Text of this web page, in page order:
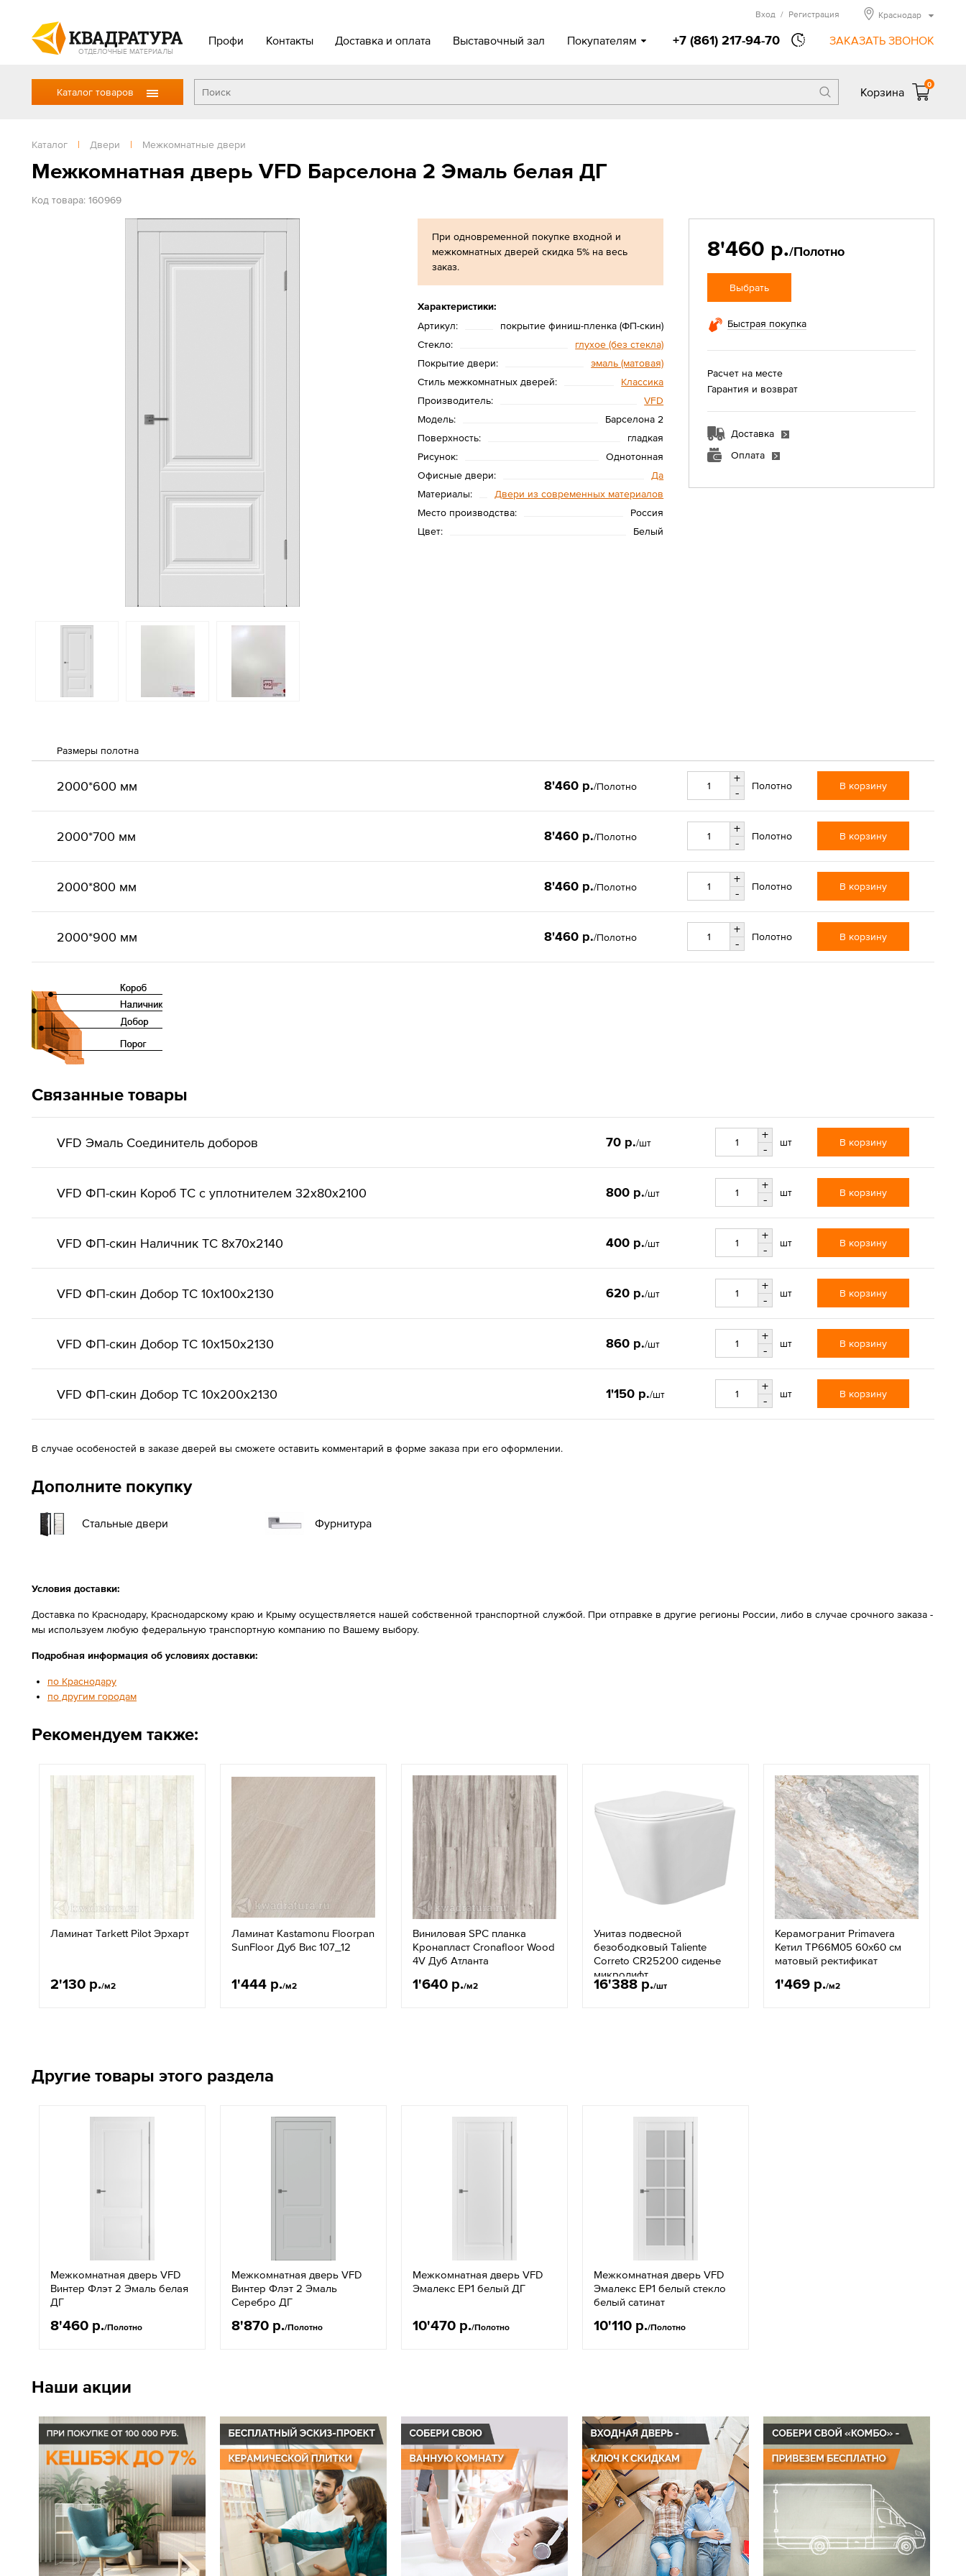
ОТДЕЛОЧНЫЕ МАТЕРИАЛЫ
Профи Контакты Доставка и оплата Выставочный зал Покупателям +7 (861) 217-94-70 ЗАКАЗАТЬ ЗВОНОК
Вход / Регистрация Краснодар
Каталог товаров Корзина
0
Каталог | Двери | Межкомнатные двери
Межкомнатная дверь VFD Барселона 2 Эмаль белая ДГ
Код товара: 160969
При одновременной покупке входной и
межкомнатных дверей скидка 5% на весь
заказ.
Характеристики:
Артикул:
покрытие финиш-пленка (ФП-скин)
Стекло:
глухое (без стекла)
Покрытие двери:
эмаль (матовая)
Стиль межкомнатных дверей:
Классика
Производитель:
VFD
Модель:
Барселона 2
Поверхность:
гладкая
Рисунок:
Однотонная
Офисные двери:
Да
Материалы:
Двери из современных материалов
Место производства:
Россия
Цвет:
Белый
8'460 р./Полотно
Выбрать
Быстрая покупка
Расчет на месте
Гарантия и возврат
Доставка
Оплата
Размеры полотна
2000*600 мм 8'460 р./Полотно
+
-
Полотно В корзину
2000*700 мм 8'460 р./Полотно
+
-
Полотно В корзину
2000*800 мм 8'460 р./Полотно
+
-
Полотно В корзину
2000*900 мм 8'460 р./Полотно
+
-
Полотно В корзину
Связанные товары
VFD Эмаль Соединитель доборов 70 р./шт
+
-
шт В корзину
VFD ФП-скин Короб ТС с уплотнителем 32x80x2100 800 р./шт
+
-
шт В корзину
VFD ФП-скин Наличник ТС 8x70x2140 400 р./шт
+
-
шт В корзину
VFD ФП-скин Добор ТС 10x100x2130 620 р./шт
+
-
шт В корзину
VFD ФП-скин Добор ТС 10x150x2130 860 р./шт
+
-
шт В корзину
VFD ФП-скин Добор ТС 10x200x2130 1'150 р./шт
+
-
шт В корзину
В случае особеностей в заказе дверей вы сможете оставить комментарий в форме заказа при его оформлении.
Дополните покупку
Стальные двери Фурнитура
Условия доставки:
Доставка по Краснодару, Краснодарскому краю и Крыму осуществляется нашей собственной транспортной службой. При отправке в другие регионы России, либо в случае срочного заказа -
мы используем любую федеральную транспортную компанию по Вашему выбору.
Подробная информация об условиях доставки:
по Краснодару
по другим городам
Рекомендуем также:
Ламинат Tarkett Pilot Эрхарт
2'130 р./м2
Ламинат Kastamonu Floorpan
SunFloor Дуб Вис 107_12
1'444 р./м2
Виниловая SPC планка
Кронапласт Cronafloor Wood
4V Дуб Атланта
1'640 р./м2
Унитаз подвесной
безободковый Taliente
Correto CR25200 сиденье
микролифт
16'388 р./шт
Керамогранит Primavera
Кетил TP66M05 60х60 см
матовый ректификат
1'469 р./м2
Другие товары этого раздела
Межкомнатная дверь VFD
Винтер Флэт 2 Эмаль белая
ДГ
8'460 р./Полотно
Межкомнатная дверь VFD
Винтер Флэт 2 Эмаль
Серебро ДГ
8'870 р./Полотно
Межкомнатная дверь VFD
Эмалекс EР1 белый ДГ
10'470 р./Полотно
Межкомнатная дверь VFD
Эмалекс EР1 белый стекло
белый сатинат
10'110 р./Полотно
Наши акции